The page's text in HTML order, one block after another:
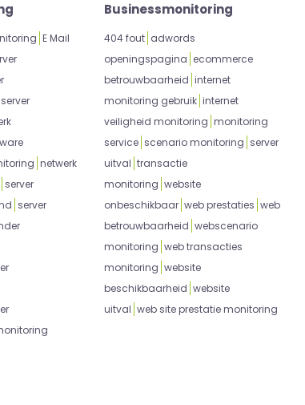
E Mail
netwerk
server
server
Businessmonitoring
404 fout adwords
openingspagina ecommerce
betrouwbaarheid internet
monitoring gebruik internet
veiligheid monitoring monitoring
service scenario monitoring server
uitval transactie
monitoring website
onbeschikbaar web prestaties web
betrouwbaarheid webscenario
monitoring web transacties
monitoring website
beschikbaarheid website
uitval web site prestatie monitoring